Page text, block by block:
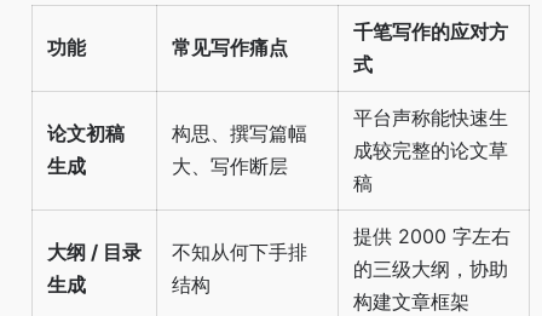
功能 常见写作痛点
千笔写作的应对方
式
论文初稿
生成
构思、撰写篇幅
大、写作断层
平台声称能快速生
成较完整的论文草
稿
大纲 / 目录
生成
不知从何下手排
结构
提供 2000 字左右
的三级大纲，协助
构建文章框架